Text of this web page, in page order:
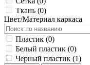
Ткань (0)
Цвет/Материал каркаса
Пластик (0)
Белый пластик (0)
Черный пластик (1)